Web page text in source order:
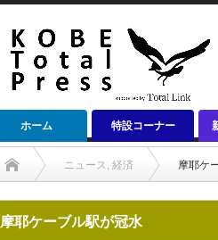
ホーム 特設コーナー
ニュース, 経済 摩耶ケ
摩耶ケーブル駅が冠水